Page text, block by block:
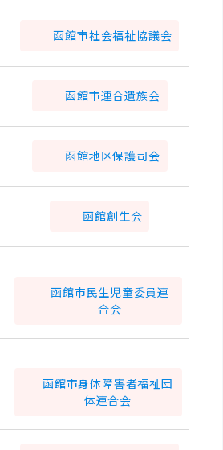
函館市社会福祉協議会
函館市連合遺族会
函館地区保護司会
函館創生会
函館市民生児童委員連
合会
函館市身体障害者福祉団
体連合会